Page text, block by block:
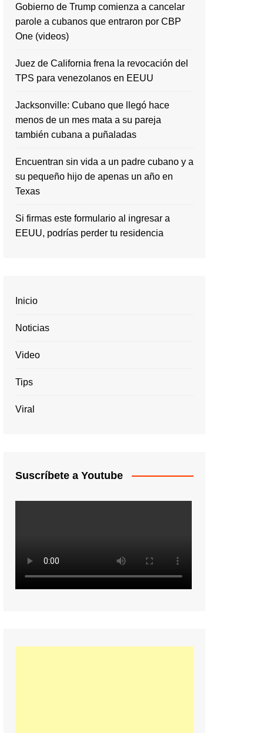
Gobierno de Trump comienza a cancelar
parole a cubanos que entraron por CBP
One (videos)
Juez de California frena la revocación del
TPS para venezolanos en EEUU
Jacksonville: Cubano que llegó hace
menos de un mes mata a su pareja
también cubana a puñaladas
Encuentran sin vida a un padre cubano y a
su pequeño hijo de apenas un año en
Texas
Si firmas este formulario al ingresar a
EEUU, podrías perder tu residencia
Inicio
Noticias
Video
Tips
Viral
Suscríbete a Youtube